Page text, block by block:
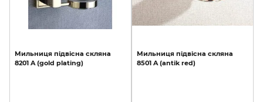
Мильниця підвісна скляна
8201 A (gold plating)
Мильниця підвісна скляна
8501 A (antik red)